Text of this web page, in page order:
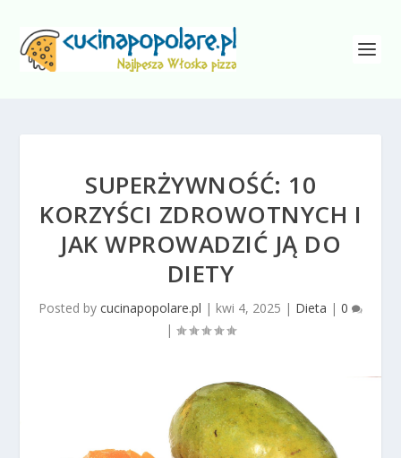
SUPERŻYWNOŚĆ: 10
KORZYŚCI ZDROWOTNYCH I
JAK WPROWADZIĆ JĄ DO
DIETY
Posted by cucinapopolare.pl | kwi 4, 2025 | Dieta | 0
|